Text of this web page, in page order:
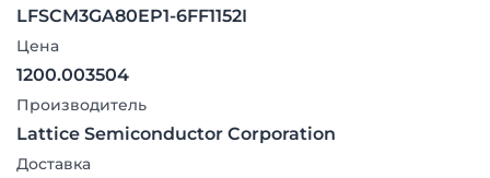
LFSCM3GA80EP1-6FF1152I
Цена
1200.003504
Производитель
Lattice Semiconductor Corporation
Доставка